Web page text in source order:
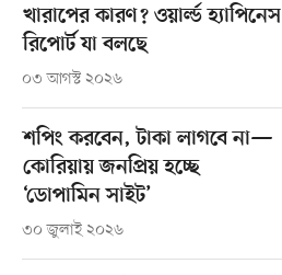
খারাপের কারণ? ওয়ার্ল্ড হ্যাপিনেস
রিপোর্ট যা বলছে
০৩ আগস্ট ২০২৬
শপিং করবেন, টাকা লাগবে না—
কোরিয়ায় জনপ্রিয় হচ্ছে
‘ডোপামিন সাইট’
৩০ জুলাই ২০২৬